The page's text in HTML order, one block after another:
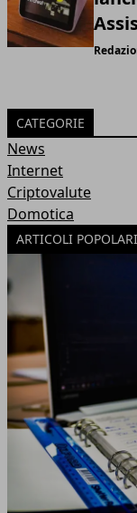
CATEGORIE
News
Internet
Criptovalute
Domotica
ARTICOLI POPOLARI